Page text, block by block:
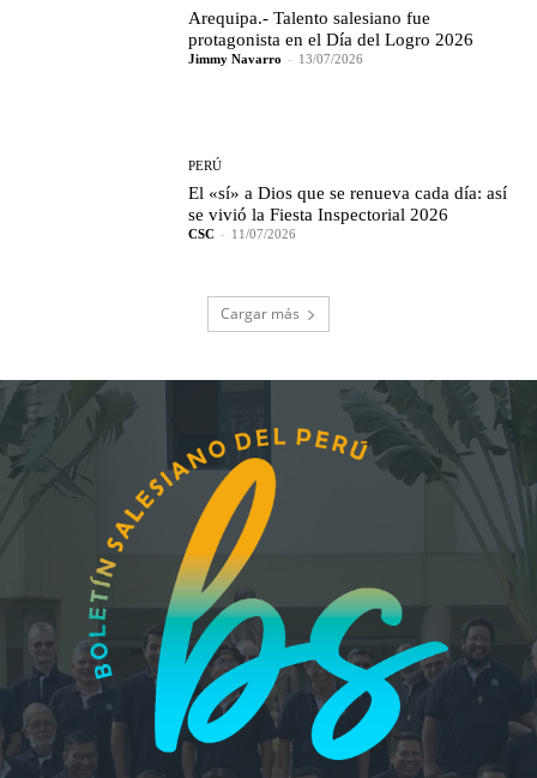
Arequipa.- Talento salesiano fue
protagonista en el Día del Logro 2026
Jimmy Navarro - 13/07/2026
PERÚ
El «sí» a Dios que se renueva cada día: así
se vivió la Fiesta Inspectorial 2026
CSC - 11/07/2026
Cargar más